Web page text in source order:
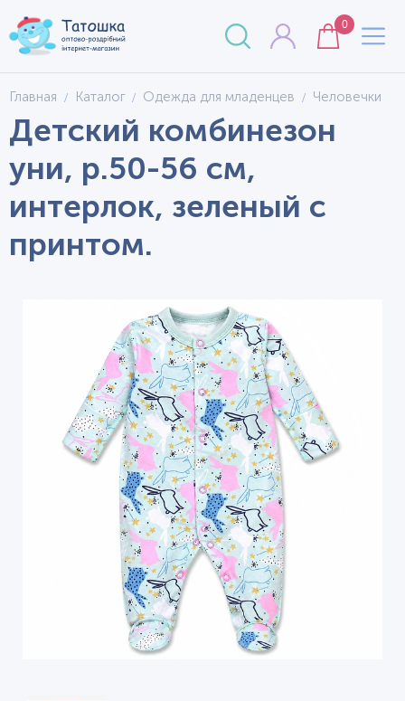
0
Главная Каталог Одежда для младенцев Человечки
Детский комбинезон
уни, р.50-56 см,
интерлок, зеленый с
принтом.